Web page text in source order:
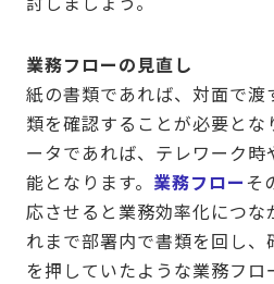
業務フローの見直し
紙の書類であれば、対面で渡
類を確認することが必要と
ータであれば、テレワーク
能となります。 業務フロー そ
応させると業務効率化につな
れまで部署内で書類を回し、
を押していたような業務フ